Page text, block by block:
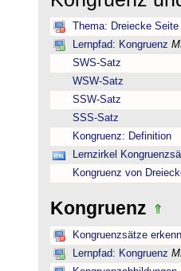
Thema: Dreiecke
Lernpfad: Kongruenz
SWS-Satz
WSW-Satz
SSW-Satz
SSS-Satz
Kongruenz: Definition
Lernzirkel
Kongruenz von
Kongruenz
Kongruenzsätze
Lernpfad: Kongruenz